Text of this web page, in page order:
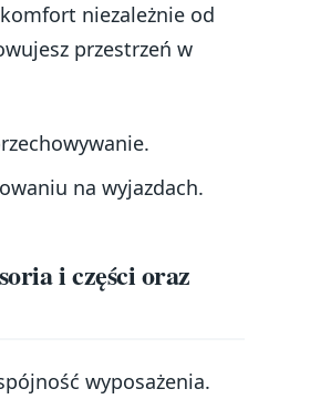
niezależnie od
przestrzeń w
na wyjazdach.
i części oraz
wyposażenia.